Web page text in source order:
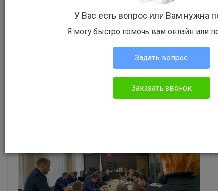
Олехнович Вадим Леонидович
У Вас есть вопрос или Вам нужна
Я могу быстро помочь вам онлайн или
Задать вопрос
Заказать звонок